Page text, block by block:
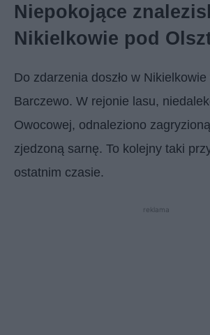
Niepokojące
Nikielkowie pod
Do zdarzenia doszło w
Barczewo. W rejonie lasu,
Owocowej, odnaleziono
zjedzoną sarnę. To kolejny taki
ostatnim czasie.
reklama